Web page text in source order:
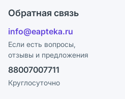
Ответы на вопросы
Блог
Поставщики
Лицензия
Реклама на сайте
Ваши товары на ЕАПТЕКЕ
Программа СберСпасибо
Политика конфиденциальности
Пользовательское соглашение
Политика рекомендаций
Обратная связь
info@eapteka.ru
Если есть вопросы,
отзывы и предложения
88007007711
Круглосуточно